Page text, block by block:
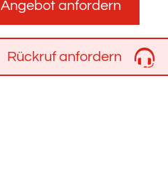
Angebot anfordern
Rückruf anfordern